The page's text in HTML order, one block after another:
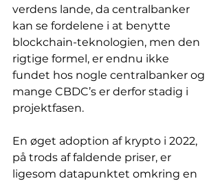
verdens lande, da centralbanker
kan se fordelene i at benytte
blockchain-teknologien, men den
rigtige formel, er endnu ikke
fundet hos nogle centralbanker og
mange CBDC’s er derfor stadig i
projektfasen.
En øget adoption af krypto i 2022,
på trods af faldende priser, er
ligesom datapunktet omkring en